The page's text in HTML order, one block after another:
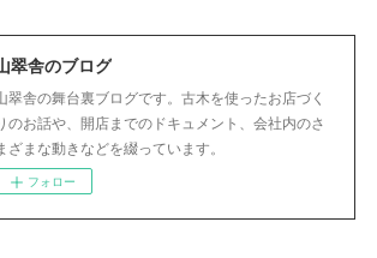
翠舎のブログ
翠舎の舞台裏ブログです。古木を使ったお店づく
のお話や、開店までのドキュメント、会社内のさ
ざまな動きなどを綴っています。
フォロー